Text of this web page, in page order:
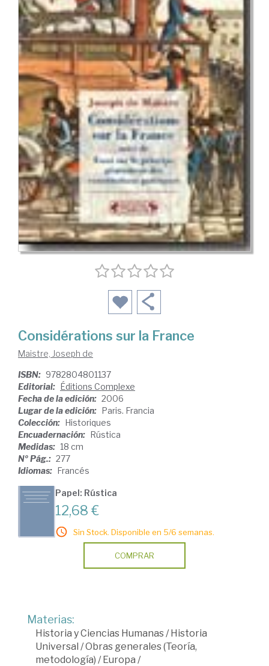
Considérations sur la France
Maistre, Joseph de
ISBN: 9782804801137
Editorial: Éditions Complexe
Fecha de la edición: 2006
Lugar de la edición: Paris. Francia
Colección: Historiques
Encuadernación: Rústica
Medidas: 18 cm
Nº Pág.: 277
Idiomas: Francés
Papel: Rústica
12,68 €
Sin Stock. Disponible en 5/6 semanas.
COMPRAR
Materias:
Historia y Ciencias Humanas/Historia
Universal /Obras generales (Teoría,
metodología) /Europa /